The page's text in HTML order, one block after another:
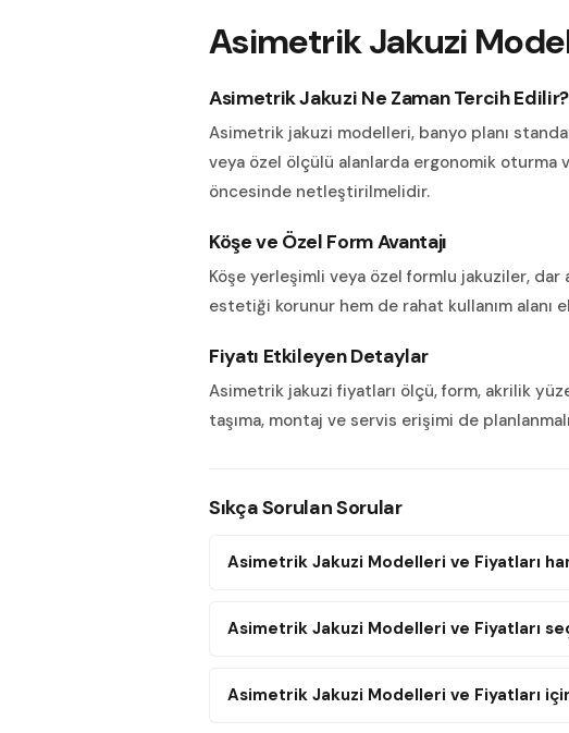
Asimetrik Jakuzi
Asimetrik Jakuzi Ne Zaman Tercih Edilir?
Asimetrik jakuzi modelleri, banyo planı
veya özel ölçülü alanlarda ergonomik oturma
öncesinde netleştirilmelidir.
Köşe ve Özel Form Avantajı
Köşe yerleşimli veya özel formlu jakuziler,
estetiği korunur hem de rahat kullanım
Fiyatı Etkileyen Detaylar
Asimetrik jakuzi fiyatları ölçü, form, akrilik
taşıma, montaj ve servis erişimi de
Sıkça Sorulan Sorular
Asimetrik Jakuzi Modelleri ve Fiyatları
Asimetrik Jakuzi Modelleri ve Fiyatları
Asimetrik Jakuzi Modelleri ve Fiyatları